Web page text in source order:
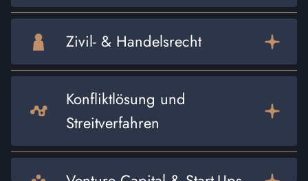
Zivil- & Handelsrecht
Konfliktlösung und
Streitverfahren